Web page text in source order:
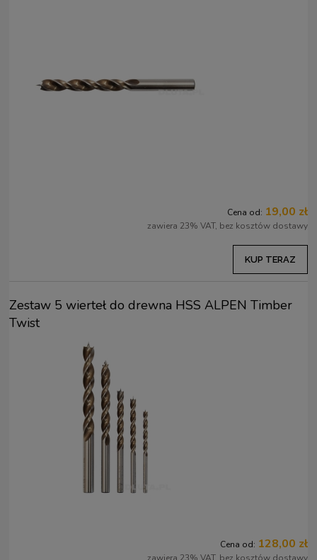
Cena od: 19,00 zł
zawiera 23% VAT, bez kosztów dostawy
KUP TERAZ
Zestaw 5 wierteł do drewna HSS ALPEN Timber
Twist
Cena od: 128,00 zł
zawiera 23% VAT, bez kosztów dostawy